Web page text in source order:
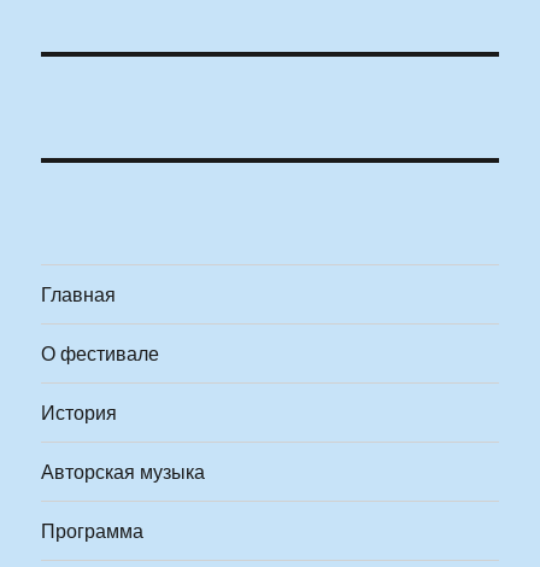
Главная
О фестивале
История
Авторская музыка
Программа